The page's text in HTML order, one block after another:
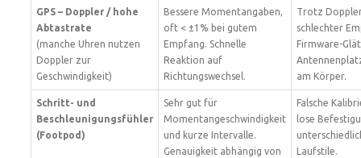
GPS – Doppler / hohe
Abtastrate
(manche Uhren nutzen
Doppler zur
Geschwindigkeit)
Bessere Momentangaben,
oft < ±1% bei gutem
Empfang. Schnelle
Reaktion auf
Richtungswechsel.
Trotz
schlechter
Firmware-
am Körper.
Schritt- und
Beschleunigungsfühler
(Footpod)
Sehr gut für
Momentangeschwindigkeit
und kurze Intervalle.
Genauigkeit abhängig von
Falsche
lose
Laufstile.